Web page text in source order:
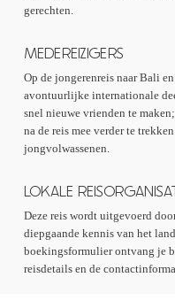
gerechten.
MEDEREIZIGERS
Op de jongerenreis naar Bali
avontuurlijke internationale
snel nieuwe vrienden te
na de reis mee verder te
jongvolwassenen.
LOKALE
Deze reis wordt uitgevoerd
diepgaande kennis van het
boekingsformulier ontvang je
reisdetails en de